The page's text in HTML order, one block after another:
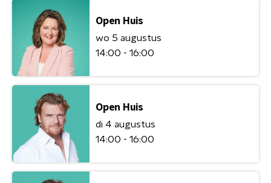
Open Huis
wo 5 augustus
14:00 - 16:00
Open Huis
di 4 augustus
14:00 - 16:00